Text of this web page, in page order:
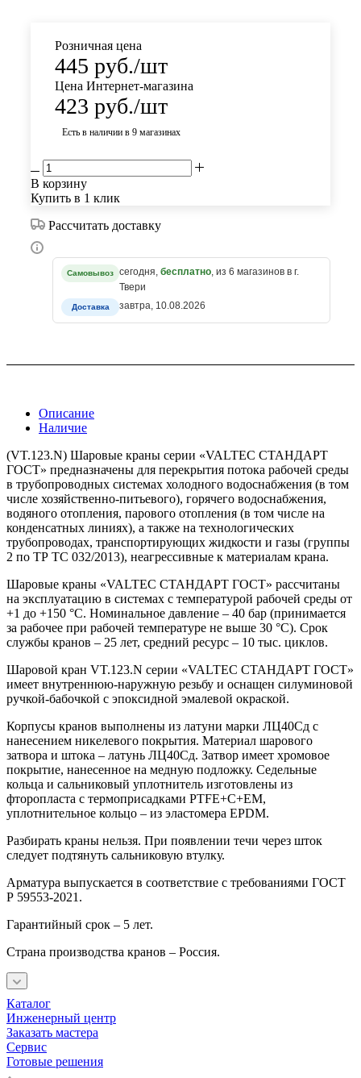
Розничная цена
445 руб./шт
Цена Интернет-магазина
423 руб./шт
Есть в наличии в 9 магазинах
В корзину
Купить в 1 клик
Рассчитать доставку
Самовывоз сегодня, бесплатно, из 6 магазинов в г.
Твери
Доставка завтра, 10.08.2026
Описание
Наличие
(VT.123.N) Шаровые краны серии «VALTEC СТАНДАРТ
ГОСТ» предназначены для перекрытия потока рабочей среды
в трубопроводных системах холодного водоснабжения (в том
числе хозяйственно-питьевого), горячего водоснабжения,
водяного отопления, парового отопления (в том числе на
конденсатных линиях), а также на технологических
трубопроводах, транспортирующих жидкости и газы (группы
2 по ТР ТС 032/2013), неагрессивные к материалам крана.
Шаровые краны «VALTEC СТАНДАРТ ГОСТ» рассчитаны
на эксплуатацию в системах с температурой рабочей среды от
+1 до +150 °С. Номинальное давление – 40 бар (принимается
за рабочее при рабочей температуре не выше 30 °С). Срок
службы кранов – 25 лет, средний ресурс – 10 тыс. циклов.
Шаровой кран VT.123.N серии «VALTEC СТАНДАРТ ГОСТ»
имеет внутреннюю-наружную резьбу и оснащен силуминовой
ручкой-бабочкой с эпоксидной эмалевой окраской.
Корпусы кранов выполнены из латуни марки ЛЦ40Сд с
нанесением никелевого покрытия. Материал шарового
затвора и штока – латунь ЛЦ40Сд. Затвор имеет хромовое
покрытие, нанесенное на медную подложку. Седельные
кольца и сальниковый уплотнитель изготовлены из
фторопласта с термоприсадками PTFE+C+EM,
уплотнительное кольцо – из эластомера EPDM.
Разбирать краны нельзя. При появлении течи через шток
следует подтянуть сальниковую втулку.
Арматура выпускается в соответствие с требованиями ГОСТ
Р 59553-2021.
Гарантийный срок – 5 лет.
Страна производства кранов – Россия.
Каталог
Инженерный центр
Заказать мастера
Сервис
Готовые решения